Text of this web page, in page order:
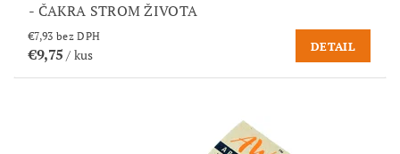
- ČAKRA STROM ŽIVOTA
€7,93 bez DPH
€9,75/ kus
DETAIL